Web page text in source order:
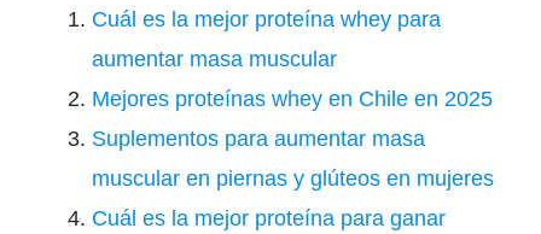
Cuál es la mejor proteína whey para
aumentar masa muscular
Mejores proteínas whey en Chile en 2025
Suplementos para aumentar masa
muscular en piernas y glúteos en mujeres
Cuál es la mejor proteína para ganar